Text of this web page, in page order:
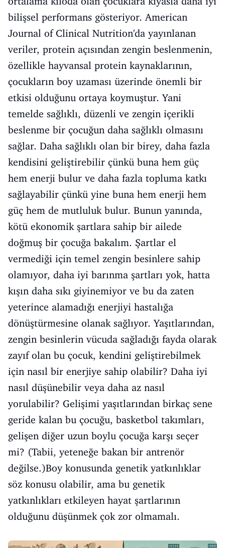
bilişsel performans gösteriyor. American
Journal of Clinical Nutrition'da yayınlanan
veriler, protein açısından zengin beslenmenin,
özellikle hayvansal protein kaynaklarının,
çocukların boy uzaması üzerinde önemli bir
etkisi olduğunu ortaya koymuştur. Yani
temelde sağlıklı, düzenli ve zengin içerikli
beslenme bir çocuğun daha sağlıklı olmasını
sağlar. Daha sağlıklı olan bir birey, daha fazla
kendisini geliştirebilir çünkü buna hem güç
hem enerji bulur ve daha fazla topluma katkı
sağlayabilir çünkü yine buna hem enerji hem
güç hem de mutluluk bulur. Bunun yanında,
kötü ekonomik şartlara sahip bir ailede
doğmuş bir çocuğa bakalım. Şartlar el
vermediği için temel zengin besinlere sahip
olamıyor, daha iyi barınma şartları yok, hatta
kışın daha sıkı giyinemiyor ve bu da zaten
yeterince alamadığı enerjiyi hastalığa
dönüştürmesine olanak sağlıyor. Yaşıtlarından,
zengin besinlerin vücuda sağladığı fayda olarak
zayıf olan bu çocuk, kendini geliştirebilmek
için nasıl bir enerjiye sahip olabilir? Daha iyi
nasıl düşünebilir veya daha az nasıl
yorulabilir? Gelişimi yaşıtlarından birkaç sene
geride kalan bu çocuğu, basketbol takımları,
gelişen diğer uzun boylu çocuğa karşı seçer
mi? (Tabii, yeteneğe bakan bir antrenör
değilse.)Boy konusunda genetik yatkınlıklar
söz konusu olabilir, ama bu genetik
yatkınlıkları etkileyen hayat şartlarının
olduğunu düşünmek çok zor olmamalı.